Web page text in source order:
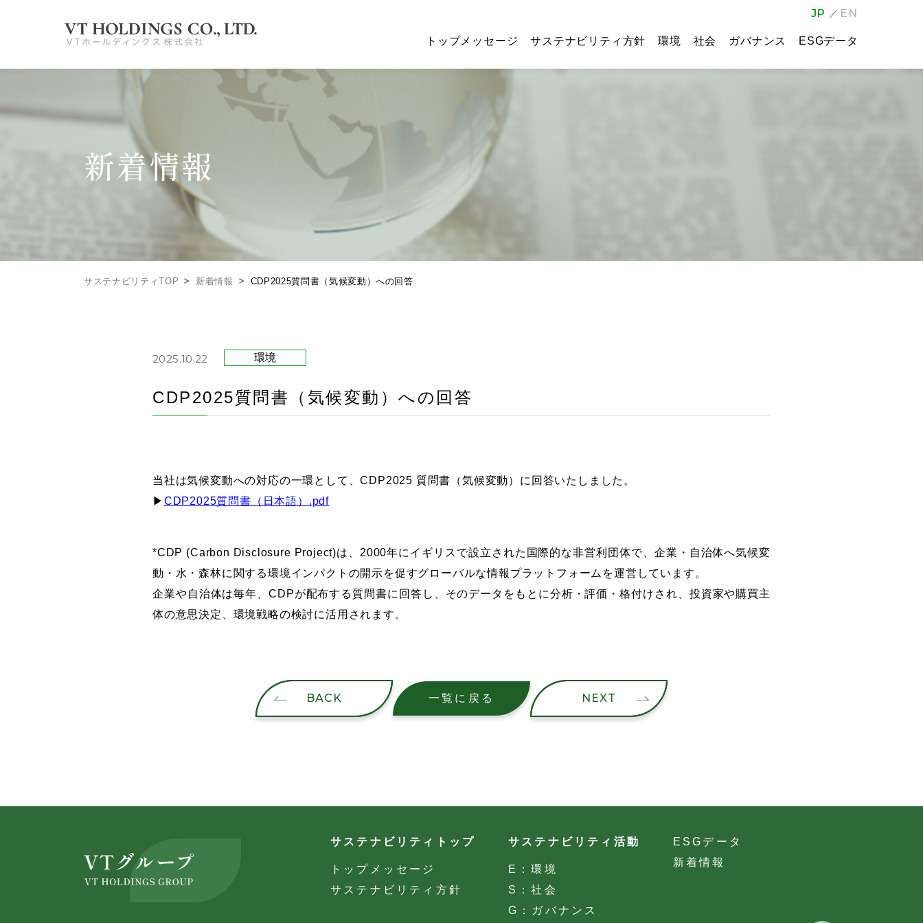
JP EN
トップメッセージ サステナビリティ方針 環境 社会 ガバナンス ESGデータ
新着情報
サステナビリティTOP 新着情報 CDP2025質問書（気候変動）への回答
2025.10.22 環境
CDP2025質問書（気候変動）への回答
当社は気候変動への対応の一環として、CDP2025 質問書（気候変動）に回答いたしました。
▶ CDP2025質問書（日本語）.pdf
*CDP (Carbon Disclosure Project)は、2000年にイギリスで設立された国際的な非営利団体で、企業・自治体へ気候変
動・水・森林に関する環境インパクトの開示を促すグローバルな情報プラットフォームを運営しています。
企業や自治体は毎年、CDPが配布する質問書に回答し、そのデータをもとに分析・評価・格付けされ、投資家や購買主
体の意思決定、環境戦略の検討に活用されます。
BACK 一覧に戻る NEXT
サステナビリティトップ
トップメッセージ
サステナビリティ方針
サステナビリティ活動
E：環境
S：社会
G：ガバナンス
ESGデータ
新着情報